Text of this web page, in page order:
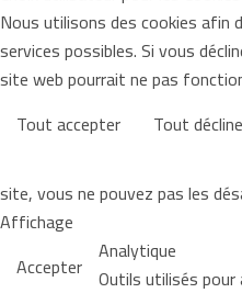
Nous utilisons des cookies afin
services possibles. Si vous
site web pourrait ne pas
Tout accepter
Tout
site, vous ne pouvez pas les
Affichage
Accepter Analytique
Outils utilisés pour